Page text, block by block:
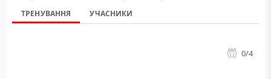
ТРЕНУВАННЯ УЧАСНИКИ
0/4